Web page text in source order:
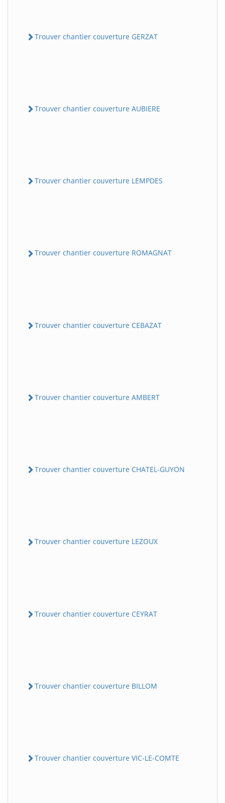
Trouver chantier couverture GERZAT
Trouver chantier couverture AUBIERE
Trouver chantier couverture LEMPDES
Trouver chantier couverture ROMAGNAT
Trouver chantier couverture CEBAZAT
Trouver chantier couverture AMBERT
Trouver chantier couverture CHATEL-GUYON
Trouver chantier couverture LEZOUX
Trouver chantier couverture CEYRAT
Trouver chantier couverture BILLOM
Trouver chantier couverture VIC-LE-COMTE